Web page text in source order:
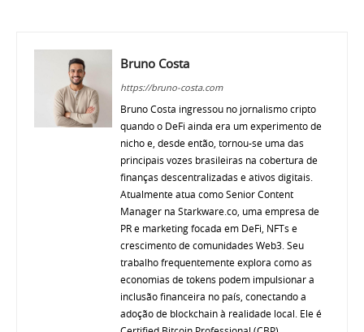
Bruno Costa
https://bruno-costa.com
Bruno Costa ingressou no jornalismo cripto
quando o DeFi ainda era um experimento de
nicho e, desde então, tornou-se uma das
principais vozes brasileiras na cobertura de
finanças descentralizadas e ativos digitais.
Atualmente atua como Senior Content
Manager na Starkware.co, uma empresa de
PR e marketing focada em DeFi, NFTs e
crescimento de comunidades Web3. Seu
trabalho frequentemente explora como as
economias de tokens podem impulsionar a
inclusão financeira no país, conectando a
adoção de blockchain à realidade local. Ele é